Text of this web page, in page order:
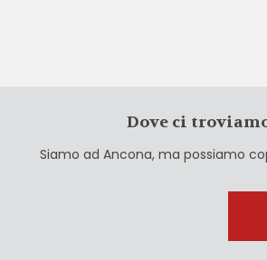
Dove ci
Siamo ad Ancona, ma possiamo